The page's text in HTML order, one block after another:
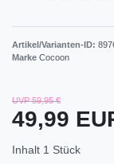
Artikel/Varianten-ID:
Marke Cocoon
UVP 59,95 €
49,99
Inhalt 1 Stück